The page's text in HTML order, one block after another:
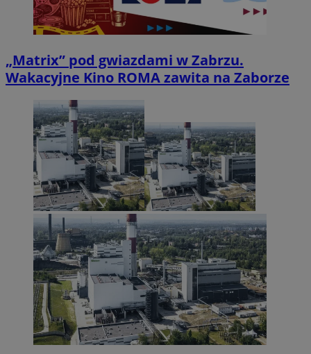
„Matrix” pod gwiazdami w Zabrzu.
Wakacyjne Kino ROMA zawita na Zaborze